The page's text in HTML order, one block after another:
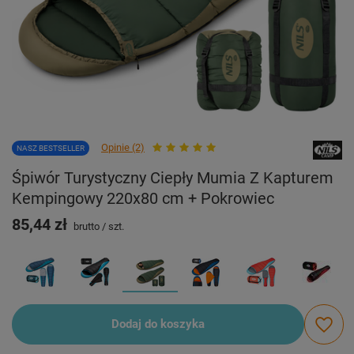
NASZ BESTSELLER Opinie (2)
Śpiwór Turystyczny Ciepły Mumia Z Kapturem
Kempingowy 220x80 cm + Pokrowiec
85,44 zł
brutto / szt.
Dodaj do koszyka